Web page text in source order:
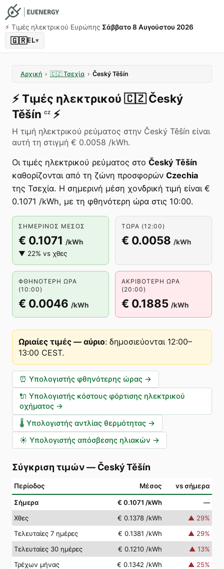
⚡️ Τιμές ηλεκτρικού Ευρώπης Σάββατο 8 Αυγούστου 2026
🇬🇷EL▾
Αρχική › 🇨🇿 Τσεχία › Český Těšín
⚡️Τιμές ηλεκτρικού 🇨🇿 Český
Těšín CZ ⚡️
Η τιμή ηλεκτρικού ρεύματος στην Český Těšín είναι
αυτή τη στιγμή € 0.0058 /kWh.
Οι τιμές ηλεκτρικού ρεύματος στο Český Těšín
καθορίζονται από τη ζώνη προσφορών Czechia
της Τσεχία. Η σημερινή μέση χονδρική τιμή είναι €
0.1071 /kWh, με τη φθηνότερη ώρα στις 10:00.
ΣΗΜΕΡΙΝΌΣ ΜΈΣΟΣ
€ 0.1071 /kWh
▼ 22% vs χθες
ΤΏΡΑ (12:00)
€ 0.0058 /kWh
ΦΘΗΝΌΤΕΡΗ ΏΡΑ
(10:00)
€ 0.0046 /kWh
ΑΚΡΙΒΌΤΕΡΗ ΏΡΑ
(20:00)
€ 0.1885 /kWh
Ωριαίες τιμές — αύριο: δημοσιεύονται 12:00–
13:00 CEST.
⏰ Υπολογιστής φθηνότερης ώρας →
🔌 Υπολογιστής κόστους φόρτισης ηλεκτρικού
οχήματος →
🌡️ Υπολογιστής αντλίας θερμότητας →
☀️ Υπολογιστής απόσβεσης ηλιακών →
Σύγκριση τιμών— Český Těšín
Περίοδος Μέσος vs σήμερα
Σήμερα € 0.1071 /kWh
—
Χθες
€ 0.1378 /kWh ▲ 29%
Τελευταίες 7 ημέρες
€ 0.1381 /kWh ▲ 29%
Τελευταίες 30 ημέρες
€ 0.1210 /kWh ▲ 13%
Τρέχων μήνας
€ 0.1342 /kWh ▲ 25%